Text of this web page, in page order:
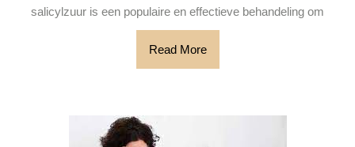
Stralende
Huid
salicylzuur is een populaire en effectieve behandeling om
Read MoreRead
More